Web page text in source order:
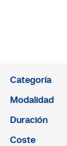
Categoría
Modalidad
Duración
Coste